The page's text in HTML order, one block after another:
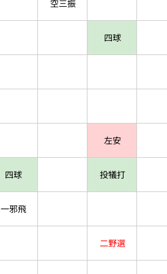
空三振
四球
左安
四球 投犠打
一邪飛
二野選